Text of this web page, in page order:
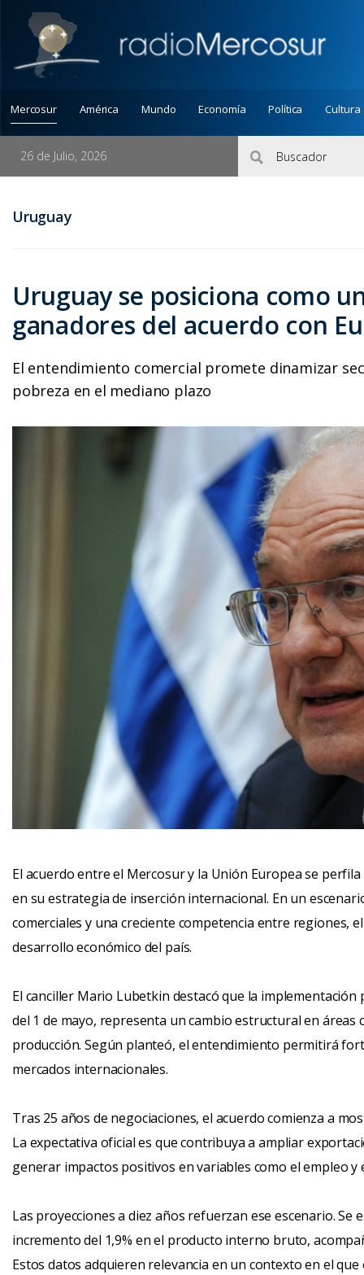
Mercosur América Mundo Economía Política Cultura
26 de Julio, 2026
Uruguay
Uruguay se posiciona como
ganadores del acuerdo con
El entendimiento comercial promete dinamizar
pobreza en el mediano plazo
El acuerdo entre el Mercosur y la Unión Europea se
en su estrategia de inserción internacional. En un
comerciales y una creciente competencia entre regiones,
desarrollo económico del país.
El canciller Mario Lubetkin destacó que la
del 1 de mayo, representa un cambio estructural en áreas
producción. Según planteó, el entendimiento permitirá
mercados internacionales.
Tras 25 años de negociaciones, el acuerdo comienza a
La expectativa oficial es que contribuya a ampliar
generar impactos positivos en variables como el empleo y
Las proyecciones a diez años refuerzan ese escenario.
incremento del 1,9% en el producto interno bruto,
Estos datos adquieren relevancia en un contexto en el